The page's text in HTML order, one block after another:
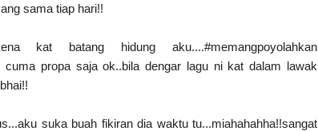
sama tiap hari!!
kat batang hidung aku....#memangpoyolahkan
cuma propa saja ok..bila dengar lagu ni kat dalam lawak
suka buah fikiran dia waktu tu...miahahahha!!sangat